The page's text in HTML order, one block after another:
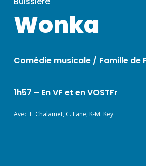
Wonka
Comédie musicale / Famille de
1h57 – En VF et en VOSTFr
Avec T. Chalamet, C. Lane, K-M. Key